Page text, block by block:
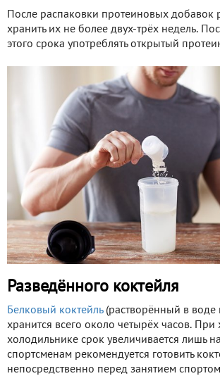
После распаковки протеиновых добавок
хранить их не более двух-трёх недель.
этого срока употреблять открытый
Разведённого коктейля
Белковый коктейль (растворённый в воде
хранится всего около четырёх часов.
холодильнике срок увеличивается лишь на
спортсменам рекомендуется готовить
непосредственно перед занятием